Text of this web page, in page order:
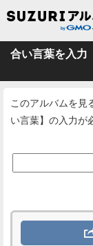
合い言葉を入力
このアルバムを見
い言葉】の入力が